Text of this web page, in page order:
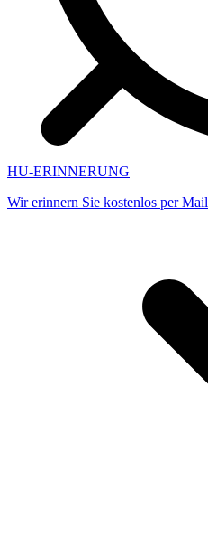
HU-ERINNERUNG
Wir erinnern Sie kostenlos per Mail